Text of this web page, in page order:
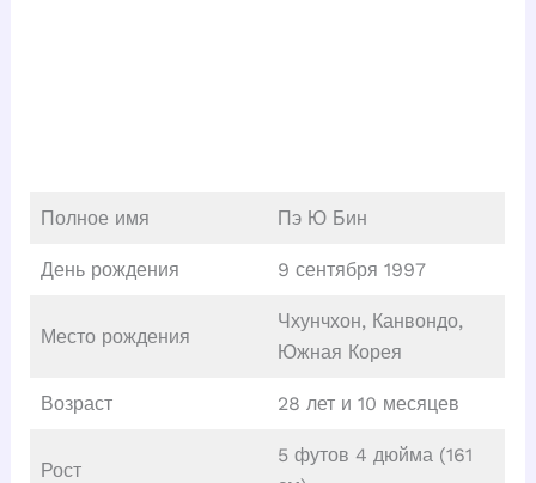
Полное имя Пэ Ю Бин
День рождения 9 сентября 1997
Место рождения
Чхунчхон, Канвондо,
Южная Корея
Возраст 28 лет и 10 месяцев
Рост
5 футов 4 дюйма (161